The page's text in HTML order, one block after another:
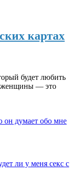
картах
будет любить
женщины — это
он думает обо мне
ли у меня секс с